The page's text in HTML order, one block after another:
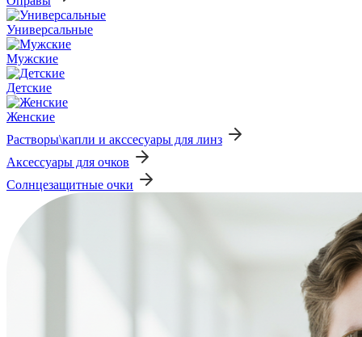
Универсальные
Мужские
Детские
Женские
Растворы\капли и акссесуары для линз
Аксессуары для очков
Солнцезащитные очки